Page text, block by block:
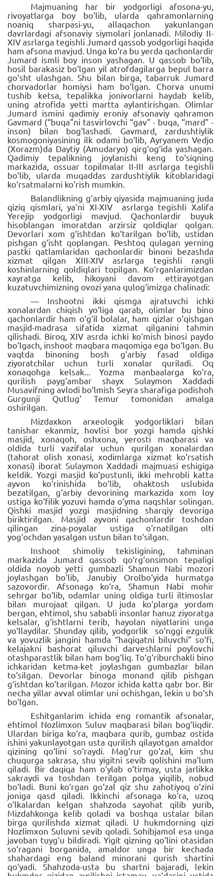
Majmuaning har bir yodgorligi afosona-yu,
rivoyatlarga boy bo‘lib, ularda qahramonlarning
noaniq sharpasi-yu, allaqachon yakunlangan
davrlardagi afsonaviy siymolari jonlanadi. Milodiy II-
XIV asrlarga tegishli Jumard qassob yodgorligi haqida
ham afsona mavjud. Unga ko‘ra bu yerda qachonlardir
Jumard ismli boy inson yashagan. U qassob bo‘lib,
hosil barakasiz bo‘lgan yil atrofdagilarga bepul barra
go‘sht ulashgan. Shu bilan birga, tabarruk Jumard
chorvadorlar homiysi ham bo‘lgan. Chorva unumi
tushib ketsa, tepalikka jonivorlarni haydab kelib,
uning atrofida yetti martta aylantirishgan. Olimlar
Jumard ismini qadimiy eroniy afsonaviy qahramon
Gavmard (“buqa”ni tasvirlovchi “gav” - buqa, “mard” -
inson) bilan bog‘lashadi. Gavmard, zardushtiylik
kosmogoniyasining ilk odami bo‘lib, Ayryanem Vedjo
(Xorazm)da Daytiy (Amudaryo) qirg‘og‘ida yashagan.
Qadimiy tepalikning joylanishi keng to‘siqning
markazida, ossuar topilmalar II-III asrlarga tegishli
bo‘lib, ularda muqaddas zardushtiylik kitoblaridagi
ko‘rsatmalarni ko‘rish mumkin.
Balandlikning g‘arbiy qiyasida majmuaning juda
qiziq qismlari, ya’ni XI-XIV asrlarga tegishli Xalifa
Yerejip yodgorligi mavjud. Qachonlardir buyuk
hisoblangan imoratdan arzirsiz qoldiqlar qolgan.
Devorlari xom g‘ishtdan ko‘tarilgan bo‘lib, ustidan
pishgan g‘isht qoplangan. Peshtoq qulagan yerning
pastki qatlamlaridan qachonlardir binoni bezashda
xizmat qilgan XIII-XIV asrlarga tegishli rangli
koshinlarning qoldiqlari topilgan. Ko‘rganlarimizdan
xayratga kelib, hikoyani davom ettirayotgan
kuzatuvchimizning ovozi yana qulog‘imizga chalinadi:
— Inshootni ikki qismga ajratuvchi ichki
xonalardan chiqish yo‘liga qarab, olimlar bu bino
qachonlardir ham o‘g‘il bolalar, ham qizlar o‘qishgan
masjid-madrasa sifatida xizmat qilganini tahmin
qilishadi. Biroq, XIV asrda ichki ko‘mish binosi paydo
bo‘lgach, inshoot maqbara maqomiga ega bo‘lgan. Bu
vaqtda binoning bosh g‘arbiy fasad oldiga
ziyoratchilar uchun turli xonalar quriladi. Oq
xonaqohga kelsak... Yozma manbaalarga ko‘ra,
qurilish payg‘ambar shayx Sulaymon Xaddadi
Musavifning avlodi bo‘lmish Seyra sharafiga podishoh
Gurgunji Qutlug‘ Temur tomonidan amalga
oshirilgan.
Mizdaxkon arxeologik yodgorliklari bilan
tanishar ekanmiz, hovlisi bor yozgi hamda qishki
masjid, xonaqoh, oshxona, yerosti maqbarasi va
oldida turli vazifalar uchun qurilgan xonalardan
(tahorat olish xonasi, xodimlarga xizmat ko‘rsatish
xonasi) iborat Sulaymon Xaddadi majmuasi eshigiga
keldik. Yozgi masjid ko‘pustunli, ikki mehrobli katta
ayvon ko‘rinishida bo‘lib, ohaktosh uslubida
bezatilgan, g‘arbiy devorining markazida xom loy
ustiga ko‘filik yozuvi hamda o‘yma naqshlar solingan.
Qishki masjid yozgi masjidning sharqiy devoriga
biriktirilgan. Masjid ayvoni qachonlardir toshdan
qilingan zina-poyalar ustiga o‘rnatilgan olti
yog‘ochdan yasalgan ustun bilan to‘silgan.
Inshoot shimoliy tekisligining, tahminan
markazida Jumard qassob qo‘rg‘onsimon tepaligi
oldida noyob yetti gumbazli Shamun Nabi mozori
joylashgan bo‘lib, Janubiy Orolbo‘yida hurmatga
sazovordir. Afsonaga ko‘ra, Shamun Nabi mohir
sehrgar bo‘lib, odamlar uning oldiga turli iltimoslar
bilan murojaat qilgan. U juda ko‘plarga yordam
bergan, ehtimol, shu sababli insonlar hanuz ziyoratga
kelsalar, g‘ishtlarni terib, hayolan niyatlarini unga
yo‘llaydilar. Shunday qilib, yodgorlik so‘nggi ezgulik
va yovuzlik jangini hamda “haqiqatni biluvchi” so‘fi,
kelajakni bashorat qiluvchi darveshlarni poylovchi
otashparastlik bilan ham bog‘liq. To‘g‘riburchakli bino
ichkaridan ketma-ket joylashgan gumbazlar bilan
to‘silgan. Devorlar binoga monand qilib pishgan
g‘ishtdan ko‘tarilgan. Mozor ichida katta qabr bor. Bir
necha yillar avval olimlar uni ochishgan, lekin u bo‘sh
bo‘lgan.
Eshitganlarim ichida eng romantik afsonalar,
ehtimol Nozlimxon Suluv maqbarasi bilan bog‘liqdir.
Ulardan biriga ko‘ra, maqbara qurib, gumbaz ostida
ishini yakunlayotgan usta qurilish qilayotgan amaldor
qizining qo‘lini so‘raydi. Mag‘rur go‘zal, kim shu
chuqurga sakrasa, shu yigitni sevib qolishini ma’lum
qiladi. Bir daqiqa ham o‘ylab o‘tirmay, usta jarlikka
sakraydi va toshdan terilgan polga yiqilib, nobud
bo‘ladi. Buni ko‘rgan go‘zal qiz shu zahotiyoq o‘zini
joniga qasd qiladi. Ikkinchi afsonaga ko‘ra, uzoq
o‘lkalardan kelgan shahzoda sayohat qilib yurib,
Mizdahkonga kelib qoladi va boshqa ustalar bilan
birga qurilishda xizmat qiladi. U hukmdorning qizi
Nozlimxon Suluvni sevib qoladi. Sohibjamol esa unga
javoban tuyg‘u bildiradi. Yigit qizning qo‘lini otasidan
so‘ragani borganida, amaldor unga bir kechada
shahardagi eng baland minorani qurish shartini
qo‘yadi. Shahzoda-usta bu shartni bajaradi, lekin